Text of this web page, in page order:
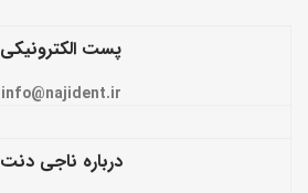
پست الکترونیکی
info@najident.ir
درباره ناجی دنت